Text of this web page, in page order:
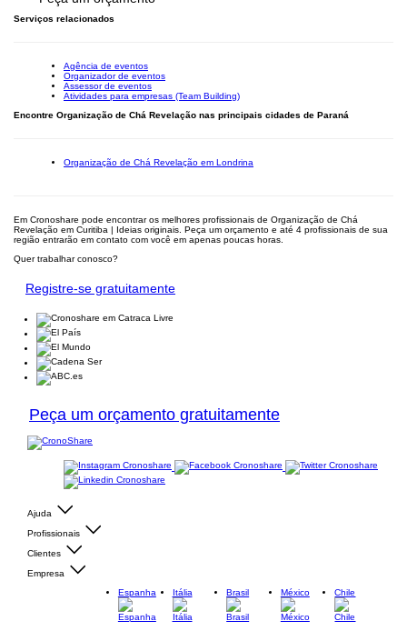
Serviços relacionados
Agência de eventos
Organizador de eventos
Assessor de eventos
Atividades para empresas (Team Building)
Encontre Organização de Chá Revelação nas principais cidades de Paraná
Organização de Chá Revelação em Londrina
Em Cronoshare pode encontrar os melhores profissionais de Organização de Chá
Revelação em Curitiba | Ideias originais. Peça um orçamento e até 4 profissionais de sua
região entrarão em contato com você em apenas poucas horas.
Quer trabalhar conosco?
Registre-se gratuitamente
Peça um orçamento gratuitamente
Ajuda
Profissionais
Clientes
Empresa
Espanha
Itália Brasil México Chile